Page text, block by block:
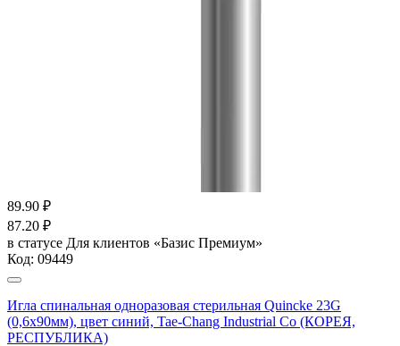
89.90 ₽
87.20 ₽
в статусе Для клиентов «Базис Премиум»
Код: 09449
Игла спинальная одноразовая стерильная Quincke 23G
(0,6х90мм), цвет синий, Tae-Chang Industrial Co (КОРЕЯ,
РЕСПУБЛИКА)